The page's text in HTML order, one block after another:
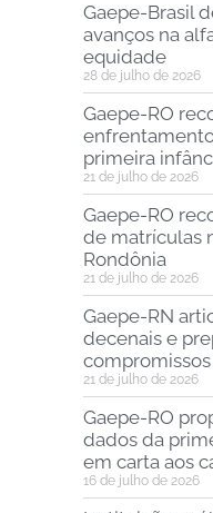
Gaepe-Brasil
avanços na
equidade
28 de julho de 2026
Gaepe-RO
primeira
21 de julho de 2026
Gaepe-RO
de matrículas
Rondônia
21 de julho de 2026
Gaepe-RN
decenais e
21 de julho de 2026
Gaepe-RO
dados da
em carta aos
16 de julho de 2026